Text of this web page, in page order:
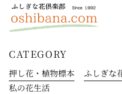
教室を探す
CATEGORY
押し花・植物標本 ふしぎな
私の花生活